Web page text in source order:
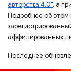
авторства 4.0", а
Подробнее об этом
аффилированных
Последнее